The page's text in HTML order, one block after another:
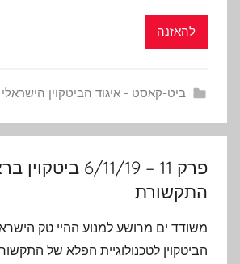
להאזנה
ביט-קאסט - איגוד הביטקוין הישראלי
פרק 11 – 6/11/19
התקשורת
משודד ים מרושע למנוע ההיי טק
הביטקוין לטכנולוגיית הפלא של